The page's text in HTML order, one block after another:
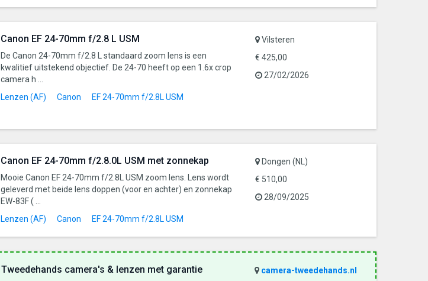
Canon EF 24-70mm f/2.8 L USM
De Canon 24-70mm f/2.8 L standaard zoom lens is een
kwalitief uitstekend objectief. De 24-70 heeft op een 1.6x crop
camera h ...
Lenzen (AF)
Canon EF 24-70mm f/2.8L USM
Vilsteren
€ 425,00
27/02/2026
Canon EF 24-70mm f/2.8.0L USM met zonnekap
Mooie Canon EF 24-70mm f/2.8L USM zoom lens. Lens wordt
geleverd met beide lens doppen (voor en achter) en zonnekap
EW-83F ( ...
Lenzen (AF)
Canon EF 24-70mm f/2.8L USM
Dongen (NL)
€ 510,00
28/09/2025
Tweedehands camera's & lenzen met garantie camera-tweedehands.nl